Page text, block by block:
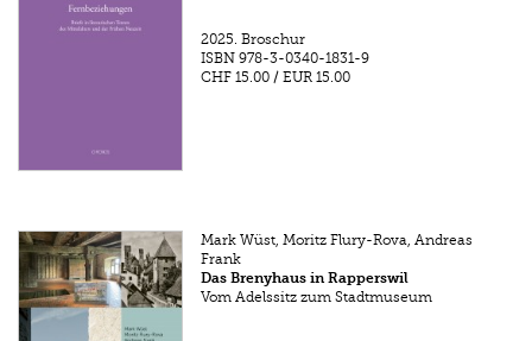
2025. Broschur
ISBN 978-3-0340-1831-9
CHF 15.00 /EUR 15.00
Mark Wüst, Moritz Flury-Rova, Andreas
Frank
Das Brenyhaus in Rapperswil
Vom Adelssitz zum Stadtmuseum